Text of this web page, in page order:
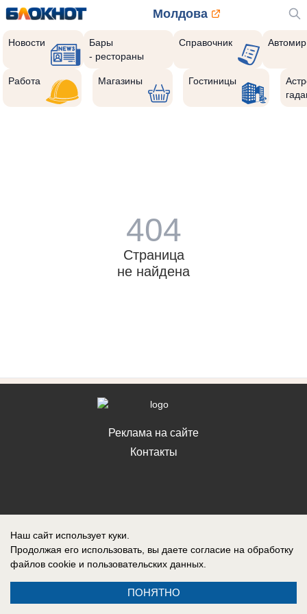
Молдова
Новости
Бары
- рестораны
Справочник Автомир
Работа Магазины Гостиницы
404
Страница
не найдена
Реклама на сайте
Контакты
Наш сайт использует куки.
Продолжая его использовать, вы даете согласие на обработку
файлов cookie и пользовательских данных.
ПОНЯТНО